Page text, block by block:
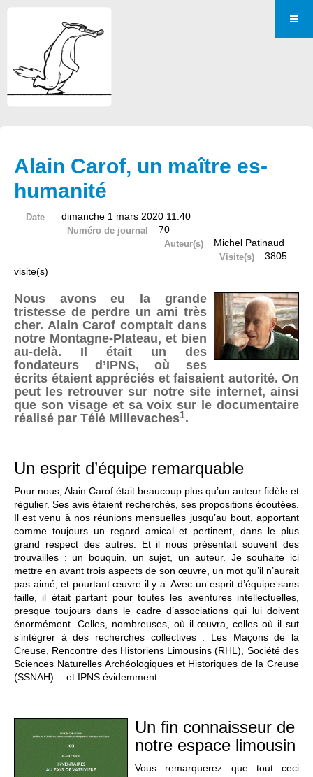
Alain Carof, un maître es-
humanité
Date dimanche 1 mars 2020 11:40
Numéro de journal 70
Auteur(s) Michel Patinaud
Visite(s)
3805
visite(s)
Nous avons eu la grande
tristesse de perdre un ami très
cher. Alain Carof comptait dans
notre Montagne-Plateau, et bien
au-delà. Il était un des
fondateurs d’IPNS, où ses
écrits étaient appréciés et faisaient autorité. On
peut les retrouver sur notre site internet, ainsi
que son visage et sa voix sur le documentaire
réalisé par Télé Millevaches1.
Un esprit d’équipe remarquable
Pour nous, Alain Carof était beaucoup plus qu’un auteur fidèle et
régulier. Ses avis étaient recherchés, ses propositions écoutées.
Il est venu à nos réunions mensuelles jusqu’au bout, apportant
comme toujours un regard amical et pertinent, dans le plus
grand respect des autres. Et il nous présentait souvent des
trouvailles : un bouquin, un sujet, un auteur. Je souhaite ici
mettre en avant trois aspects de son œuvre, un mot qu’il n’aurait
pas aimé, et pourtant œuvre il y a. Avec un esprit d’équipe sans
faille, il était partant pour toutes les aventures intellectuelles,
presque toujours dans le cadre d’associations qui lui doivent
énormément. Celles, nombreuses, où il œuvra, celles où il sut
s’intégrer à des recherches collectives : Les Maçons de la
Creuse, Rencontre des Historiens Limousins (RHL), Société des
Sciences Naturelles Archéologiques et Historiques de la Creuse
(SSNAH)… et IPNS évidemment.
Un fin connaisseur de
notre espace limousin
Vous remarquerez que tout ceci